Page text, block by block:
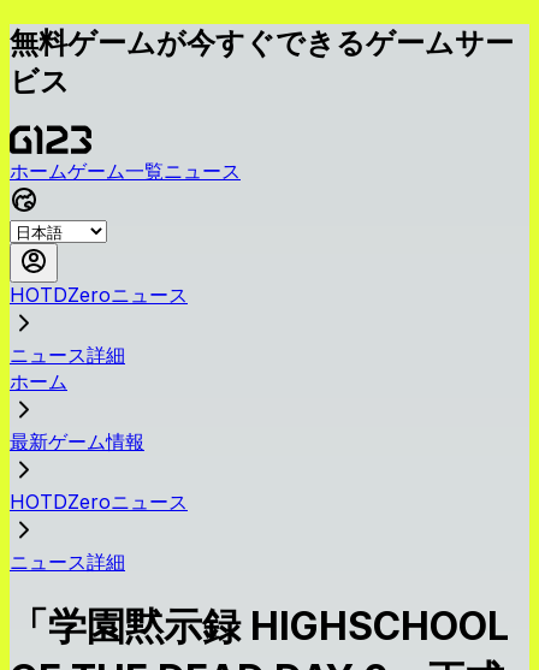
無料ゲームが今すぐできるゲームサー
ビス
ホームゲーム一覧ニュース
HOTDZeroニュース
ニュース詳細
ホーム
最新ゲーム情報
HOTDZeroニュース
ニュース詳細
「学園黙示録 HIGHSCHOOL